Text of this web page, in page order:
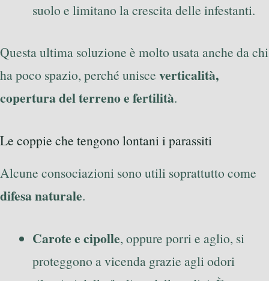
suolo e limitano la crescita delle infestanti.
Questa ultima soluzione è molto usata anche da chi
ha poco spazio, perché unisce verticalità,
copertura del terreno e fertilità.
Le coppie che tengono lontani i parassiti
Alcune consociazioni sono utili soprattutto come
difesa naturale.
Carote e cipolle, oppure porri e aglio, si
proteggono a vicenda grazie agli odori